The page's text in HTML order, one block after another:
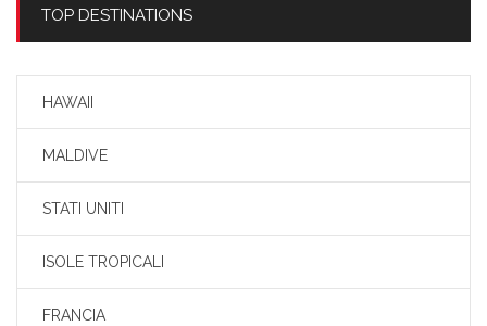
TOP DESTINATIONS
HAWAII
MALDIVE
STATI UNITI
ISOLE TROPICALI
FRANCIA